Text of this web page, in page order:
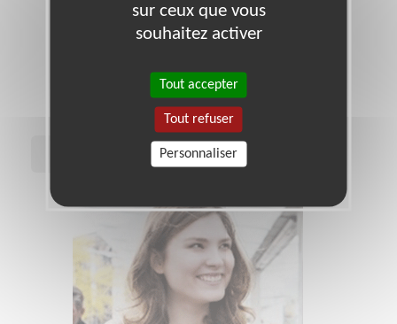
Annick visite
les malades en soins palliatifs
Voir le témoigagne
sur ceux que vous
souhaitez activer
Tout accepter
Tout refuser
Personnaliser